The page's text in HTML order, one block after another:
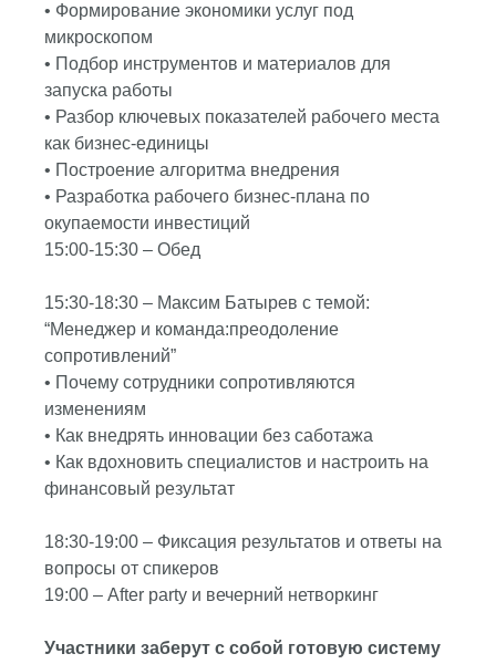
• Формирование экономики услуг под
микроскопом
• Подбор инструментов и материалов для
запуска работы
• Разбор ключевых показателей рабочего места
как бизнес-единицы
• Построение алгоритма внедрения
• Разработка рабочего бизнес-плана по
окупаемости инвестиций
15:00-15:30 – Обед
15:30-18:30 – Максим Батырев с темой:
“Менеджер и команда:преодоление
сопротивлений”
• Почему сотрудники сопротивляются
изменениям
• Как внедрять инновации без саботажа
• Как вдохновить специалистов и настроить на
финансовый результат
18:30-19:00 – Фиксация результатов и ответы на
вопросы от спикеров
19:00 – After party и вечерний нетворкинг
Участники заберут с собой готовую систему